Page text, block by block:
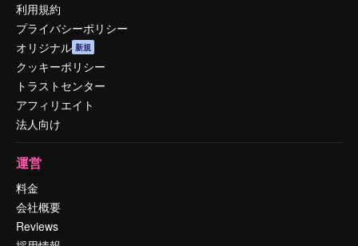
利用規約
プライバシーポリシー
オリジナル 新規
クッキーポリシー
トラストセンター
アフィリエイト
法人向け
運営
料金
会社概要
Reviews